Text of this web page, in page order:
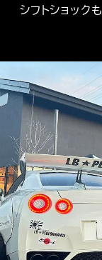
シフトショック